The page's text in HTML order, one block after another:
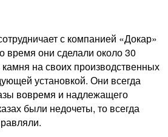
с компанией «Докар»
время они сделали около 30
камня на своих производственных
установкой. Они всегда
вовремя и надлежащего
были недочеты, то всегда